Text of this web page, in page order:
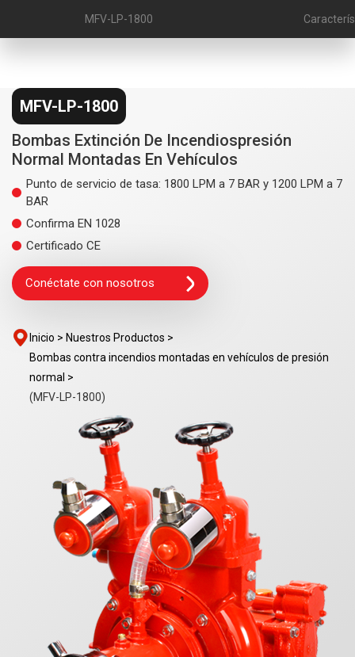
MFV-LP-1800
Bombas Extinción De Incendiospresión
Normal Montadas En Vehículos
Punto de servicio de tasa: 1800 LPM a 7 BAR y 1200 LPM a 7
BAR
Confirma EN 1028
Certificado CE
Conéctate con nosotros
Inicio > Nuestros Productos >
Bombas contra incendios montadas en vehículos de presión
normal >
(MFV-LP-1800)
MFV-LP-1800